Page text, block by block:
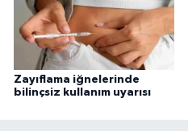
Zayıflama iğnelerinde
bilinçsiz kullanım uyarısı